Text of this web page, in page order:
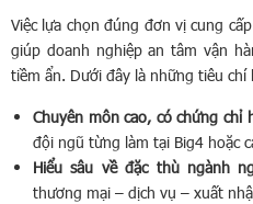
Việc lựa chọn đúng đơn vị cung
giúp doanh nghiệp an tâm vận
tiềm ẩn. Dưới đây là những tiêu chí
Chuyên môn cao, có chứng chỉ
đội ngũ từng làm tại Big4 hoặc
Hiểu sâu về đặc thù ngành
thương mại – dịch vụ – xuất